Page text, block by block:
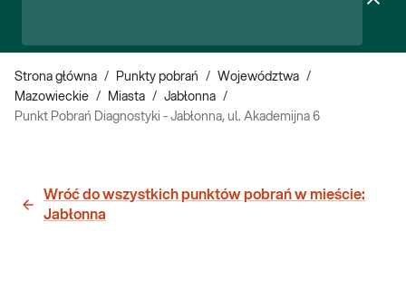
Strona główna / Punkty pobrań / Województwa /
Mazowieckie / Miasta / Jabłonna /
Punkt Pobrań Diagnostyki - Jabłonna, ul. Akademijna 6
Wróć do wszystkich punktów pobrań w mieście:
Jabłonna